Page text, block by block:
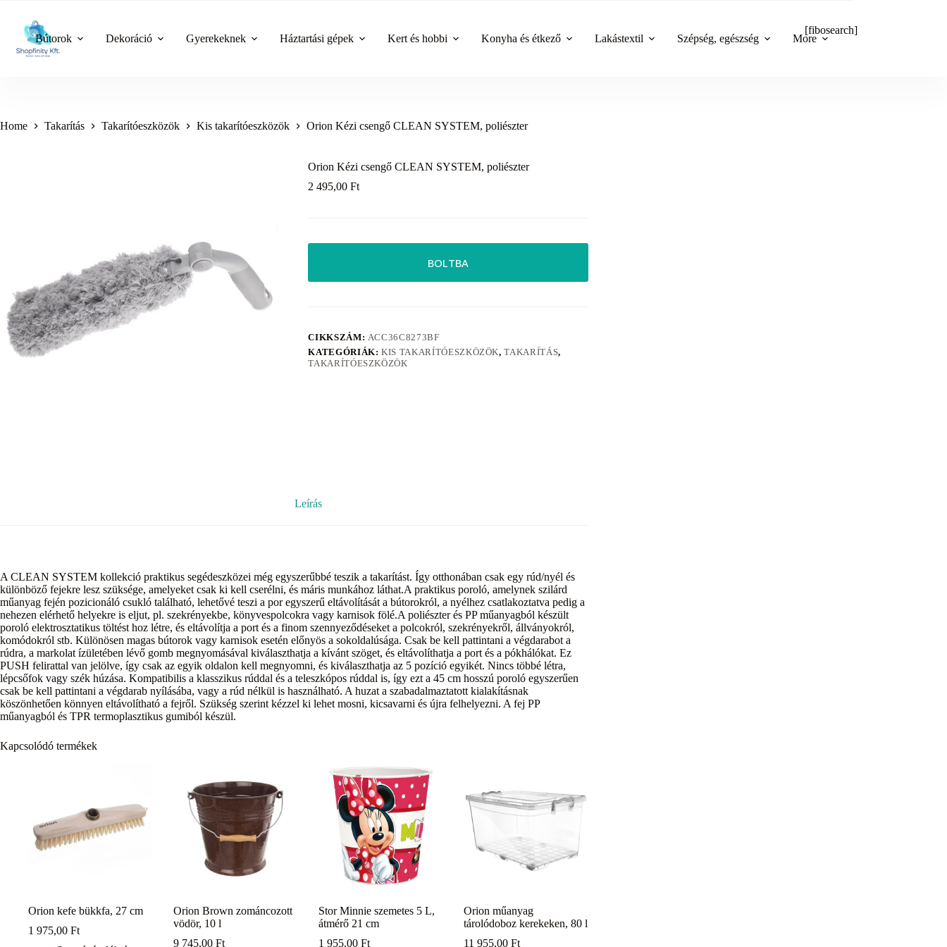
content
Bútorok Dekoráció Gyerekeknek Háztartási gépek Kert és hobbi Konyha és étkező Lakástextil Szépség, egészség More
[fibosearch]
Home Takarítás Takarítóeszközök Kis takarítóeszközök Orion Kézi csengő CLEAN SYSTEM, poliészter
Orion Kézi csengő CLEAN SYSTEM, poliészter
2 495,00Ft
BOLTBA
CIKKSZÁM: ACC36C8273BF
KATEGÓRIÁK:KIS TAKARÍTÓESZKÖZÖK,TAKARÍTÁS,
TAKARÍTÓESZKÖZÖK
Leírás
A CLEAN SYSTEM kollekció praktikus segédeszközei még egyszerűbbé teszik a takarítást. Így otthonában csak egy rúd/nyél és
különböző fejekre lesz szüksége, amelyeket csak ki kell cserélni, és máris munkához láthat.A praktikus poroló, amelynek szilárd
műanyag fején pozicionáló csukló található, lehetővé teszi a por egyszerű eltávolítását a bútorokról, a nyélhez csatlakoztatva pedig a
nehezen elérhető helyekre is eljut, pl. szekrényekbe, könyvespolcokra vagy karnisok fölé.A poliészter és PP műanyagból készült
poroló elektrosztatikus töltést hoz létre, és eltávolítja a port és a finom szennyeződéseket a polcokról, szekrényekről, állványokról,
komódokról stb. Különösen magas bútorok vagy karnisok esetén előnyös a sokoldalúsága. Csak be kell pattintani a végdarabot a
rúdra, a markolat ízületében lévő gomb megnyomásával kiválaszthatja a kívánt szöget, és eltávolíthatja a port és a pókhálókat. Ez
PUSH felirattal van jelölve, így csak az egyik oldalon kell megnyomni, és kiválaszthatja az 5 pozíció egyikét. Nincs többé létra,
lépcsőfok vagy szék húzása. Kompatibilis a klasszikus rúddal és a teleszkópos rúddal is, így ezt a 45 cm hosszú poroló egyszerűen
csak be kell pattintani a végdarab nyílásába, vagy a rúd nélkül is használható. A huzat a szabadalmaztatott kialakításnak
köszönhetően könnyen eltávolítható a fejről. Szükség szerint kézzel ki lehet mosni, kicsavarni és újra felhelyezni. A fej PP
műanyagból és TPR termoplasztikus gumiból készül.
Kapcsolódó termékek
Orion kefe bükkfa, 27 cm
1 975,00 Ft
Orion Brown zománcozott
vödör, 10 l
9 745,00Ft
Stor Minnie szemetes 5 L,
átmérő 21 cm
1 955,00Ft
Orion műanyag
tárolódoboz kerekeken, 80 l
11 955,00Ft